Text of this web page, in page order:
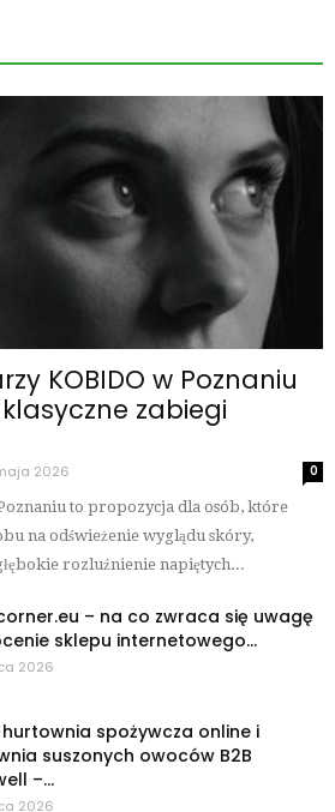
KOBIDO w Poznaniu
zabiegi
2026
0
to propozycja dla osób, które
na odświeżenie wyglądu skóry,
rozluźnienie napiętych...
– na co zwraca się uwagę
sklepu internetowego...
2026
spożywcza online i
suszonych owoców B2B
–...
2026